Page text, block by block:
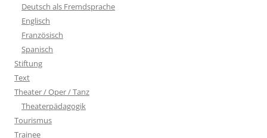
Deutsch als Fremdsprache
Englisch
Französisch
Spanisch
Stiftung
Text
Theater / Oper / Tanz
Theaterpädagogik
Tourismus
Trainee